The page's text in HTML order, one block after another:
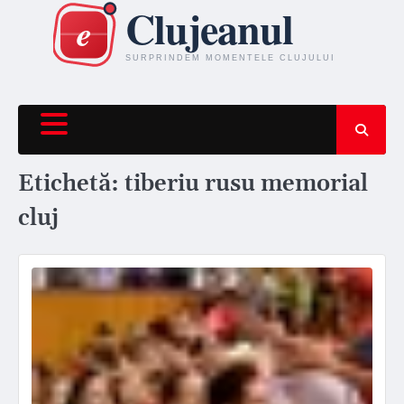
content
Etichetă: tiberiu rusu memorial
cluj